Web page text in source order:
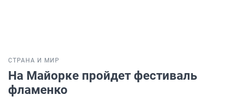
СТРАНА И МИР
На Майорке пройдет фестиваль
фламенко